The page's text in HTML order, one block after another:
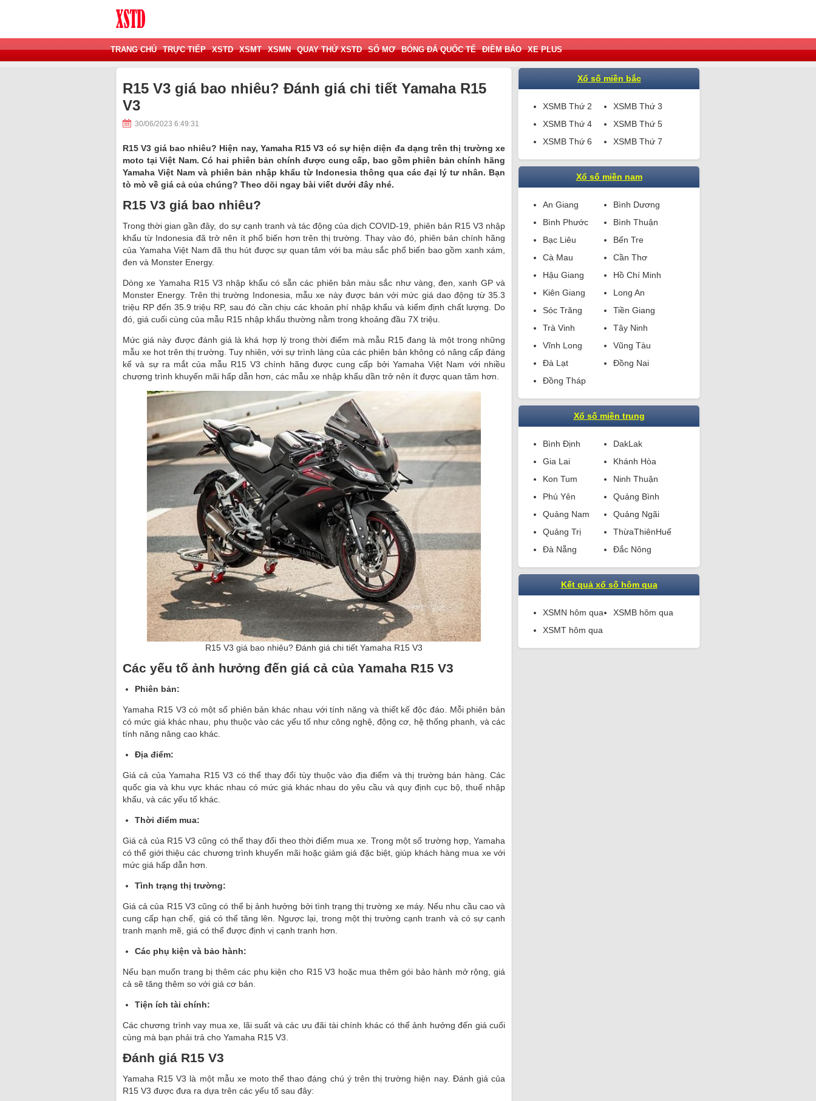
TRANG CHỦ TRỰC TIẾP XSTD XSMT XSMN QUAY THỬ XSTD SỔ MƠ BÓNG ĐÁ QUỐC TẾ ĐIỀM BÁO XE PLUS
R15 V3 giá bao nhiêu? Đánh giá chi tiết Yamaha R15
V3
30/06/2023 6:49:31
R15 V3 giá bao nhiêu? Hiện nay, Yamaha R15 V3 có sự hiện diện đa dạng trên thị trường xe
moto tại Việt Nam. Có hai phiên bản chính được cung cấp, bao gồm phiên bản chính hãng
Yamaha Việt Nam và phiên bản nhập khẩu từ Indonesia thông qua các đại lý tư nhân. Bạn
tò mò về giá cả của chúng? Theo dõi ngay bài viết dưới đây nhé.
R15 V3 giá bao nhiêu?
Trong thời gian gần đây, do sự cạnh tranh và tác động của dịch COVID-19, phiên bản R15 V3 nhập
khẩu từ Indonesia đã trở nên ít phổ biến hơn trên thị trường. Thay vào đó, phiên bản chính hãng
của Yamaha Việt Nam đã thu hút được sự quan tâm với ba màu sắc phổ biến bao gồm xanh xám,
đen và Monster Energy.
Dòng xe Yamaha R15 V3 nhập khẩu có sẵn các phiên bản màu sắc như vàng, đen, xanh GP và
Monster Energy. Trên thị trường Indonesia, mẫu xe này được bán với mức giá dao động từ 35.3
triệu RP đến 35.9 triệu RP, sau đó cần chịu các khoản phí nhập khẩu và kiểm định chất lượng. Do
đó, giá cuối cùng của mẫu R15 nhập khẩu thường nằm trong khoảng đầu 7X triệu.
Mức giá này được đánh giá là khá hợp lý trong thời điểm mà mẫu R15 đang là một trong những
mẫu xe hot trên thị trường. Tuy nhiên, với sự trình làng của các phiên bản không có nâng cấp đáng
kể và sự ra mắt của mẫu R15 V3 chính hãng được cung cấp bởi Yamaha Việt Nam với nhiều
chương trình khuyến mãi hấp dẫn hơn, các mẫu xe nhập khẩu dần trở nên ít được quan tâm hơn.
R15 V3 giá bao nhiêu? Đánh giá chi tiết Yamaha R15 V3
Các yếu tố ảnh hưởng đến giá cả của Yamaha R15 V3
Phiên bản:
Yamaha R15 V3 có một số phiên bản khác nhau với tính năng và thiết kế độc đáo. Mỗi phiên bản
có mức giá khác nhau, phụ thuộc vào các yếu tố như công nghệ, động cơ, hệ thống phanh, và các
tính năng nâng cao khác.
Địa điểm:
Giá cả của Yamaha R15 V3 có thể thay đổi tùy thuộc vào địa điểm và thị trường bán hàng. Các
quốc gia và khu vực khác nhau có mức giá khác nhau do yêu cầu và quy định cục bộ, thuế nhập
khẩu, và các yếu tố khác.
Thời điểm mua:
Giá cả của R15 V3 cũng có thể thay đổi theo thời điểm mua xe. Trong một số trường hợp, Yamaha
có thể giới thiệu các chương trình khuyến mãi hoặc giảm giá đặc biệt, giúp khách hàng mua xe với
mức giá hấp dẫn hơn.
Tình trạng thị trường:
Giá cả của R15 V3 cũng có thể bị ảnh hưởng bởi tình trạng thị trường xe máy. Nếu nhu cầu cao và
cung cấp hạn chế, giá có thể tăng lên. Ngược lại, trong một thị trường cạnh tranh và có sự cạnh
tranh mạnh mẽ, giá có thể được định vị cạnh tranh hơn.
Các phụ kiện và bảo hành:
Nếu bạn muốn trang bị thêm các phụ kiện cho R15 V3 hoặc mua thêm gói bảo hành mở rộng, giá
cả sẽ tăng thêm so với giá cơ bản.
Tiện ích tài chính:
Các chương trình vay mua xe, lãi suất và các ưu đãi tài chính khác có thể ảnh hưởng đến giá cuối
cùng mà bạn phải trả cho Yamaha R15 V3.
Đánh giá R15 V3
Yamaha R15 V3 là một mẫu xe moto thể thao đáng chú ý trên thị trường hiện nay. Đánh giá của
R15 V3 được đưa ra dựa trên các yếu tố sau đây:
Xổ số miền bắc
XSMB Thứ 2
XSMB Thứ 3
XSMB Thứ 4
XSMB Thứ 5
XSMB Thứ 6
XSMB Thứ 7
Xổ số miền nam
An Giang
Bình Dương
Bình Phước
Bình Thuận
Bạc Liêu
Bến Tre
Cà Mau
Cần Thơ
Hậu Giang
Hồ Chí Minh
Kiên Giang
Long An
Sóc Trăng
Tiền Giang
Trà Vinh
Tây Ninh
Vĩnh Long
Vũng Tàu
Đà Lạt
Đồng Nai
Đồng Tháp
Xổ số miền trung
Bình Định
DakLak
Gia Lai
Khánh Hòa
Kon Tum
Ninh Thuận
Phú Yên
Quảng Bình
Quảng Nam
Quảng Ngãi
Quảng Trị
ThừaThiênHuế
Đà Nẵng
Đắc Nông
Kết quả xổ số hôm qua
XSMN hôm qua
XSMB hôm qua
XSMT hôm qua